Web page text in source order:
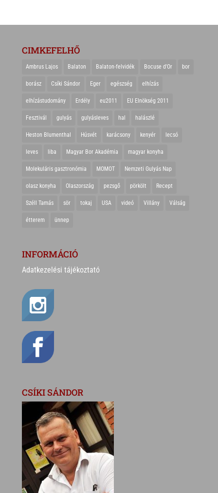
CIMKEFELHŐ
Ambrus Lajos Balaton Balaton-felvidék Bocuse d'Or bor
borász Csíki Sándor Eger egészség elhízás
elhízástudomány Erdély eu2011 EU Elnökség 2011
Fesztivál gulyás gulyásleves hal halászlé
Heston Blumenthal Húsvét karácsony kenyér lecsó
leves liba Magyar Bor Akadémia magyar konyha
Molekuláris gasztronómia MOMOT Nemzeti Gulyás Nap
olasz konyha Olaszország pezsgő pörkölt Recept
Széll Tamás sör tokaj USA videó Villány Válság
étterem ünnep
INFORMÁCIÓ
Adatkezelési tájékoztató
CSÍKI SÁNDOR